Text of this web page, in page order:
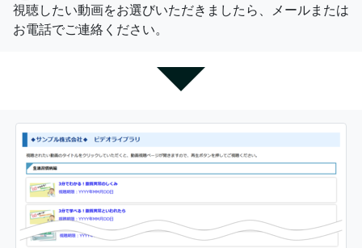
視聴したい動画をお選びいただきましたら、メールまたは
お電話でご連絡ください。